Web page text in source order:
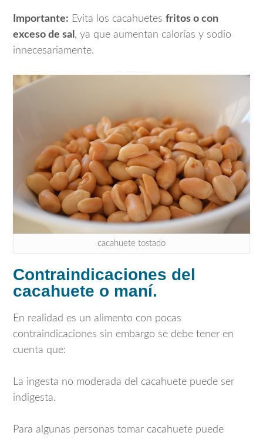
Importante: Evita los cacahuetes fritos o con
exceso de sal , ya que aumentan calorías y sodio
innecesariamente.
cacahuete tostado
Contraindicaciones del
cacahuete o maní.
En realidad es un alimento con pocas
contraindicaciones sin embargo se debe tener en
cuenta que:
La ingesta no moderada del cacahuete puede ser
indigesta.
Para algunas personas tomar cacahuete puede